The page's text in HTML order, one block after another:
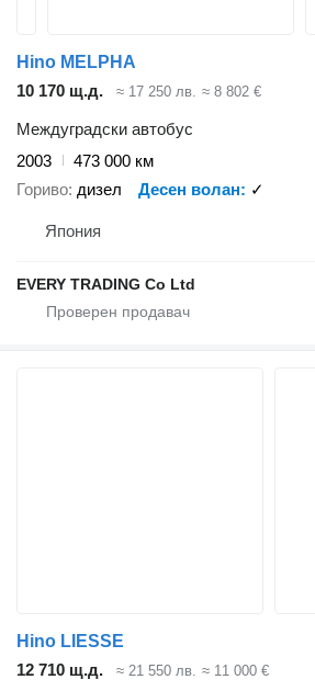
Hino MELPHA
10 170 щ.д.
≈ 17 250 лв. ≈ 8 802 €
Междуградски автобус
2003
473 000 км
Гориво дизел Десен волан ✓
Япония
EVERY TRADING Co Ltd
Hino LIESSE
12 710 щ.д.
≈ 21 550 лв. ≈ 11 000 €